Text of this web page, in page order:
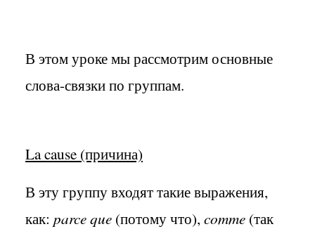
В этом уроке мы рассмотрим основные
слова-связки по группам.
La cause (причина)
В эту группу входят такие выражения,
как: parce que (потому что), comme (так